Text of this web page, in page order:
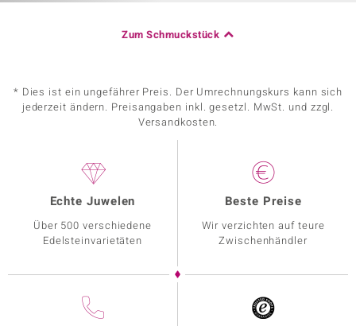
Zum Schmuckstück
* Dies ist ein ungefährer Preis. Der Umrechnungskurs kann sich
jederzeit ändern. Preisangaben inkl. gesetzl. MwSt. und zzgl.
Versandkosten.
Echte Juwelen
Über 500 verschiedene
Edelsteinvarietäten
Beste Preise
Wir verzichten auf teure
Zwischenhändler